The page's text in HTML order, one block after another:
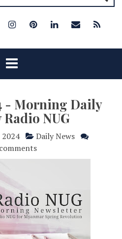
- Morning Daily
Radio NUG
2024
Daily News